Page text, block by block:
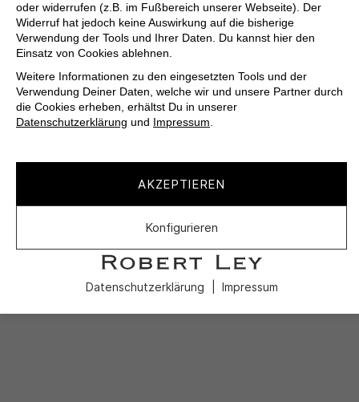
oder widerrufen (z.B. im Fußbereich unserer Webseite). Der
Widerruf hat jedoch keine Auswirkung auf die bisherige
Verwendung der Tools und Ihrer Daten. Du kannst hier den
Einsatz von Cookies ablehnen.
Weitere Informationen zu den eingesetzten Tools und der
Verwendung Deiner Daten, welche wir und unsere Partner durch
die Cookies erheben, erhältst Du in unserer
Datenschutzerklärung und Impressum.
AKZEPTIEREN
Konfigurieren
Datenschutzerklärung Impressum